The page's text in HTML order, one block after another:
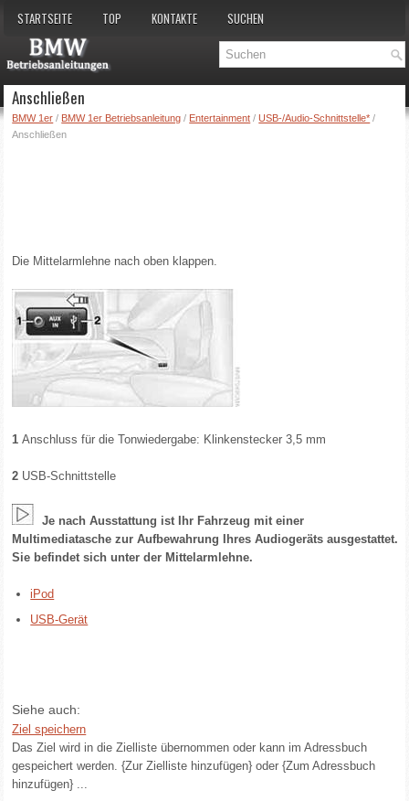
STARTSEITE TOP KONTAKTE SUCHEN
Anschließen
BMW 1er / BMW 1er Betriebsanleitung / Entertainment /USB-/Audio-Schnittstelle* /
Anschließen
Die Mittelarmlehne nach oben klappen.
1Anschluss für die Tonwiedergabe: Klinkenstecker 3,5 mm
2 USB-Schnittstelle
Je nach Ausstattung ist Ihr Fahrzeug mit einer
Multimediatasche zur Aufbewahrung Ihres Audiogeräts ausgestattet.
Sie befindet sich unter der Mittelarmlehne.
iPod
USB-Gerät
Siehe auch:
Ziel speichern
Das Ziel wird in die Zielliste übernommen oder kann im Adressbuch
gespeichert werden. {Zur Zielliste hinzufügen} oder {Zum Adressbuch
hinzufügen} ...